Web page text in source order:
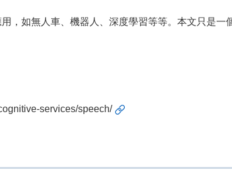
，如無人車、機器人、深度學習等等。本文只是
services/speech/